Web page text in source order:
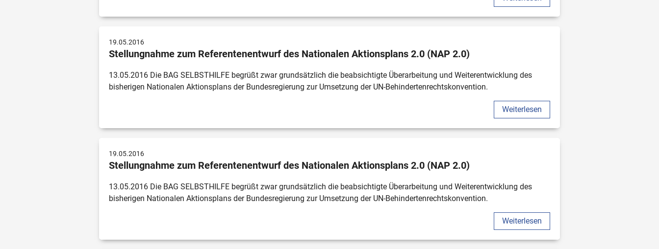
19.05.2016
Stellungnahme zum Referentenentwurf des Nationalen Aktionsplans 2.0 (NAP 2.0)
13.05.2016 Die BAG SELBSTHILFE begrüßt zwar grundsätzlich die beabsichtigte Überarbeitung und Weiterentwicklung des
bisherigen Nationalen Aktionsplans der Bundesregierung zur Umsetzung der UN-Behindertenrechtskonvention.
Weiterlesen
19.05.2016
Stellungnahme zum Referentenentwurf des Nationalen Aktionsplans 2.0 (NAP 2.0)
13.05.2016 Die BAG SELBSTHILFE begrüßt zwar grundsätzlich die beabsichtigte Überarbeitung und Weiterentwicklung des
bisherigen Nationalen Aktionsplans der Bundesregierung zur Umsetzung der UN-Behindertenrechtskonvention.
Weiterlesen